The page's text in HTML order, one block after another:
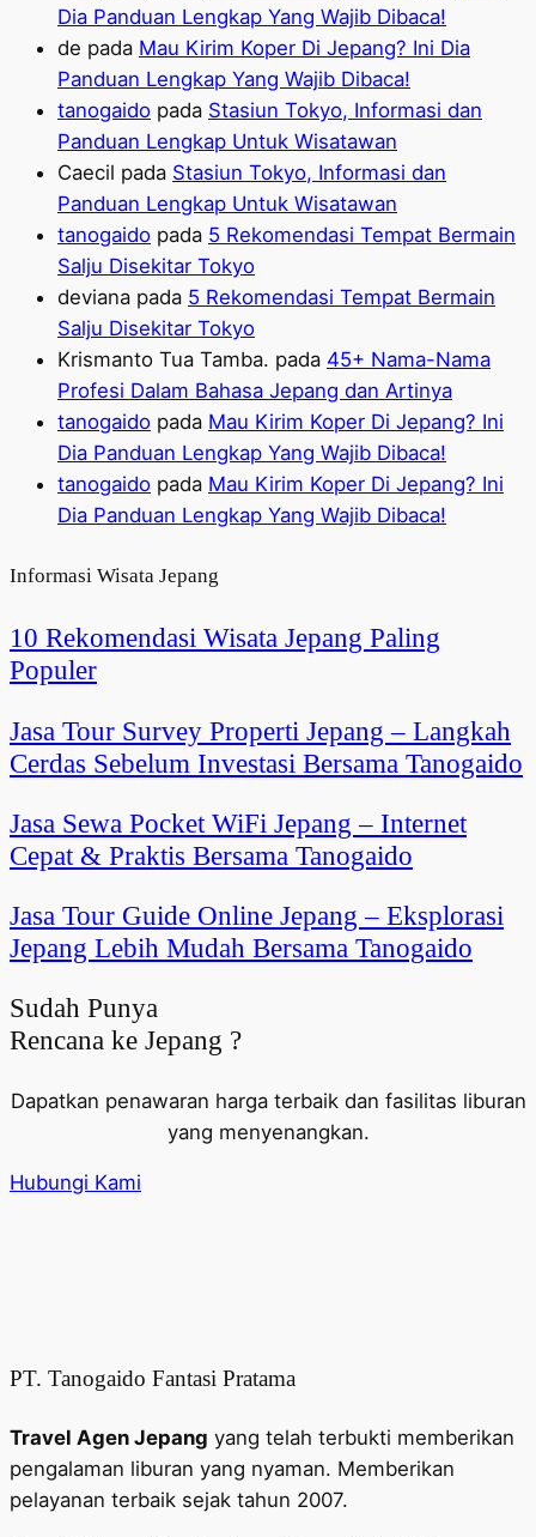
Dia Panduan Lengkap Yang Wajib Dibaca!
de pada Mau Kirim Koper Di Jepang? Ini Dia
Panduan Lengkap Yang Wajib Dibaca!
tanogaido pada Stasiun Tokyo, Informasi dan
Panduan Lengkap Untuk Wisatawan
Caecil pada Stasiun Tokyo, Informasi dan
Panduan Lengkap Untuk Wisatawan
tanogaido pada 5 Rekomendasi Tempat Bermain
Salju Disekitar Tokyo
deviana pada 5 Rekomendasi Tempat Bermain
Salju Disekitar Tokyo
Krismanto Tua Tamba. pada 45+ Nama-Nama
Profesi Dalam Bahasa Jepang dan Artinya
tanogaido pada Mau Kirim Koper Di Jepang? Ini
Dia Panduan Lengkap Yang Wajib Dibaca!
tanogaido pada Mau Kirim Koper Di Jepang? Ini
Dia Panduan Lengkap Yang Wajib Dibaca!
Informasi Wisata Jepang
10 Rekomendasi Wisata Jepang Paling
Populer
Jasa Tour Survey Properti Jepang – Langkah
Cerdas Sebelum Investasi Bersama Tanogaido
Jasa Sewa Pocket WiFi Jepang – Internet
Cepat & Praktis Bersama Tanogaido
Jasa Tour Guide Online Jepang – Eksplorasi
Jepang Lebih Mudah Bersama Tanogaido
Sudah Punya
Rencana ke Jepang ?
Dapatkan penawaran harga terbaik dan fasilitas liburan
yang menyenangkan.
Hubungi Kami
PT. Tanogaido Fantasi Pratama
Travel Agen Jepang yang telah terbukti memberikan
pengalaman liburan yang nyaman. Memberikan
pelayanan terbaik sejak tahun 2007.